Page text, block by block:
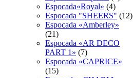
Espocada«Royal» (4)
Espocadа "SHEERS" (12)
Espocadа «Amberley»
(21)
Espocadа «AR DECO
PART 1» (7)
Espocadа «CAPRICE»
(15)